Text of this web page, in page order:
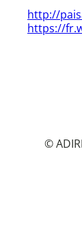
http://
https://
©